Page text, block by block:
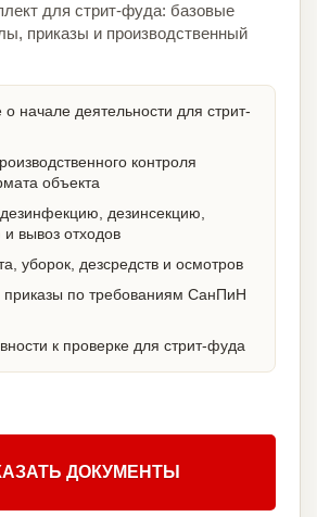
для стрит-фуда: базовые
приказы и производственный
начале деятельности для стрит-
контроля
объекта
дезинсекцию,
вывоз отходов
уборок, дезсредств и осмотров
приказы по требованиям СанПиН
к проверке для стрит-фуда
ДОКУМЕНТЫ